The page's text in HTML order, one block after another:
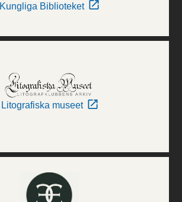
Kungliga Biblioteket
Litografiska museet